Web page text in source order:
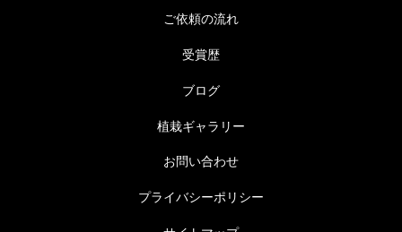
ご依頼の流れ
受賞歴
ブログ
植栽ギャラリー
お問い合わせ
プライバシーポリシー